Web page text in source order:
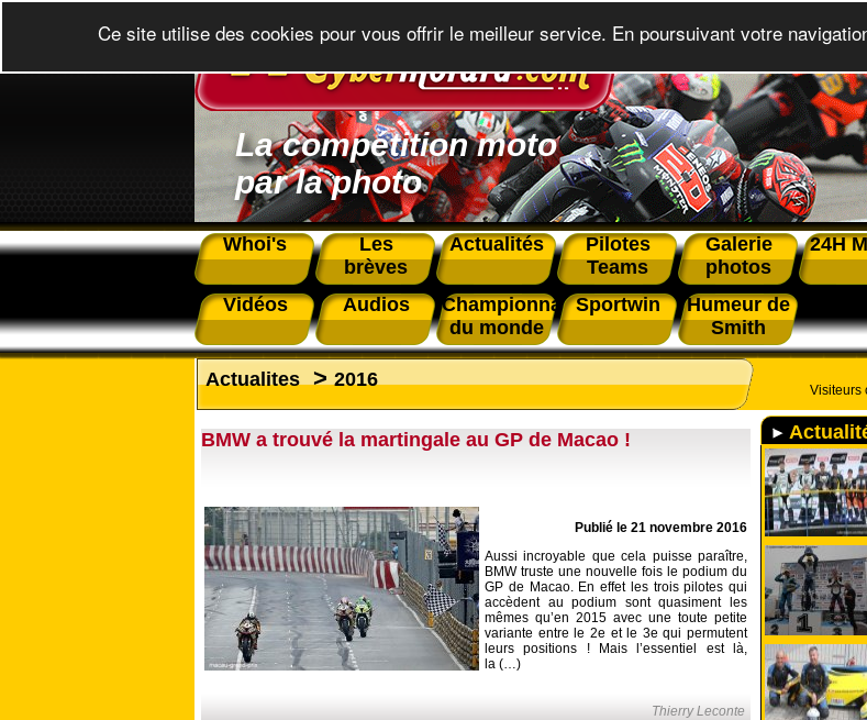
La compétition moto
par la photo
Whoi's
Les
brèves
Actualités
Pilotes
Teams
Galerie
photos
24H
Vidéos
Audios
Championnat
du monde
Sportwin
Humeur de
Smith
Actualites>2016
BMW a trouvé la martingale au GP de Macao !
Publié le 21 novembre 2016
Aussi incroyable que cela puisse paraître,
BMW truste une nouvelle fois le podium du
GP de Macao. En effet les trois pilotes qui
accèdent au podium sont quasiment les
mêmes qu’en 2015 avec une toute petite
variante entre le 2e et le 3e qui permutent
leurs positions ! Mais l’essentiel est là,
la (…)
Thierry Leconte
Visiteurs
Ce site utilise des cookies pour vous offrir le meilleur service. En poursuivant votre